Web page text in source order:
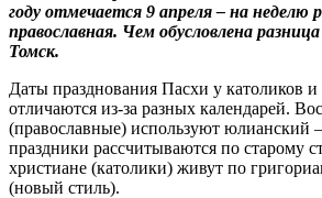
году отмечается 9 апреля – на неделю
православная. Чем обусловлена
Томск.
Даты празднования Пасхи у католиков
отличаются из-за разных календарей.
(православные) используют юлианский
праздники рассчитываются по старому
христиане (католики) живут по
(новый стиль).